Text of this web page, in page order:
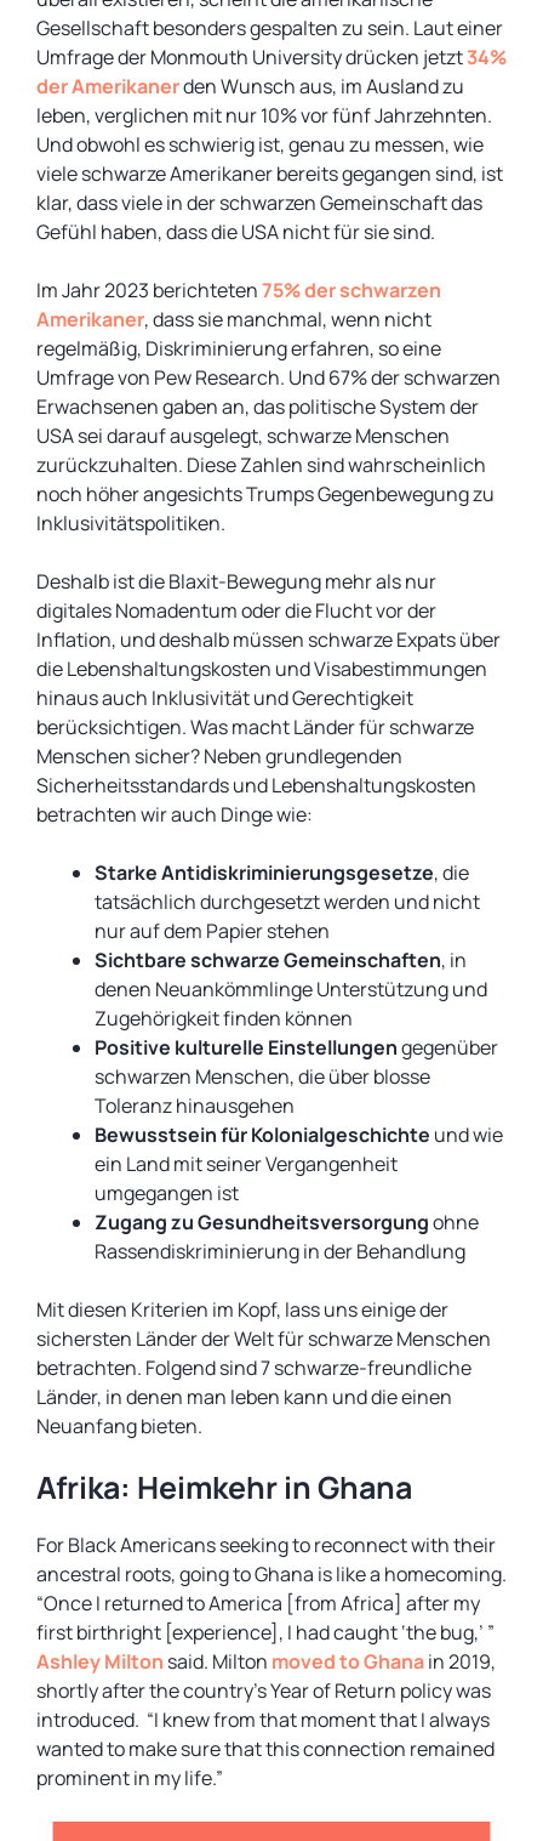
Gesellschaft besonders gespalten zu sein. Laut einer
Umfrage der Monmouth University drücken jetzt34%
der Amerikanerden Wunsch aus, im Ausland zu
leben, verglichen mit nur 10% vor fünf Jahrzehnten.
Und obwohl es schwierig ist, genau zu messen, wie
viele schwarze Amerikaner bereits gegangen sind, ist
klar, dass viele in der schwarzen Gemeinschaft das
Gefühl haben, dass die USA nicht für sie sind.
Im Jahr 2023 berichteten75% der schwarzen
Amerikaner, dass sie manchmal, wenn nicht
regelmäßig, Diskriminierung erfahren, so eine
Umfrage von Pew Research. Und 67% der schwarzen
Erwachsenen gaben an, das politische System der
USA sei darauf ausgelegt, schwarze Menschen
zurückzuhalten. Diese Zahlen sind wahrscheinlich
noch höher angesichts Trumps Gegenbewegung zu
Inklusivitätspolitiken.
Deshalb ist die Blaxit-Bewegung mehr als nur
digitales Nomadentum oder die Flucht vor der
Inflation, und deshalb müssen schwarze Expats über
die Lebenshaltungskosten und Visabestimmungen
hinaus auch Inklusivität und Gerechtigkeit
berücksichtigen. Was macht Länder für schwarze
Menschen sicher? Neben grundlegenden
Sicherheitsstandards und Lebenshaltungskosten
betrachten wir auch Dinge wie:
Starke Antidiskriminierungsgesetze, die
tatsächlich durchgesetzt werden und nicht
nur auf dem Papier stehen
Sichtbare schwarze Gemeinschaften, in
denen Neuankömmlinge Unterstützung und
Zugehörigkeit finden können
Positive kulturelle Einstellungengegenüber
schwarzen Menschen, die über blosse
Toleranz hinausgehen
Bewusstsein für Kolonialgeschichte und wie
ein Land mit seiner Vergangenheit
umgegangen ist
Zugang zuGesundheitsversorgungohne
Rassendiskriminierung in der Behandlung
Mit diesen Kriterien im Kopf, lass uns einige der
sichersten Länder der Welt für schwarze Menschen
betrachten. Folgend sind 7 schwarze-freundliche
Länder, in denen man leben kann und die einen
Neuanfang bieten.
Afrika: Heimkehr in Ghana
For Black Americans seeking to reconnect with their
ancestral roots, going to Ghana is like a homecoming.
“Once I returned to America [from Africa] after my
first birthright [experience], I had caught ‘the bug,’ ”
Ashley Milton said. Milton moved to Ghanain 2019,
shortly after the country’s Year of Return policy was
introduced. “I knew from that moment that I always
wanted to make sure that this connection remained
prominent in my life.”